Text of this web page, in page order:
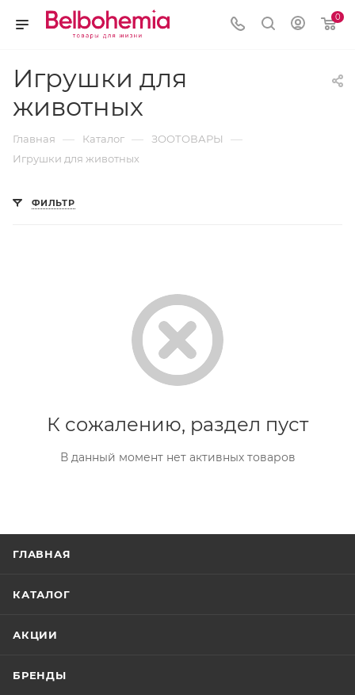
0
Игрушки для
животных
Главная — Каталог — ЗООТОВАРЫ —
Игрушки для животных
ФИЛЬТР
К сожалению, раздел пуст
В данный момент нет активных товаров
ГЛАВНАЯ
КАТАЛОГ
АКЦИИ
БРЕНДЫ